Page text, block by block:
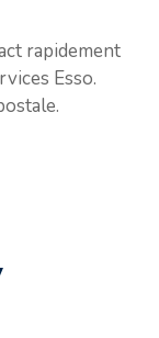
rapidement
Esso.